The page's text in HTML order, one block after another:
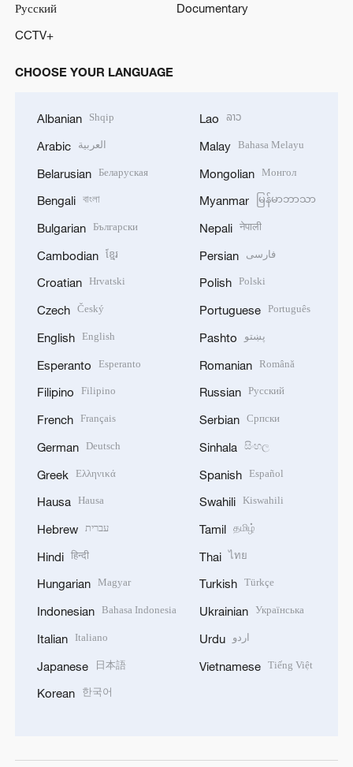
Русский
Documentary
CCTV+
CHOOSE YOUR LANGUAGE
Albanian Shqip
Arabic العربية
Belarusian Беларуская
Bengali বাংলা
Bulgarian Български
Cambodian ខ្មែរ
Croatian Hrvatski
Czech Český
English English
Esperanto Esperanto
Filipino Filipino
French Français
German Deutsch
Greek Ελληνικά
Hausa Hausa
Hebrew עברית
Hindi हिन्दी
Hungarian Magyar
Indonesian Bahasa Indonesia
Italian Italiano
Japanese 日本語
Korean 한국어
Lao ລາວ
Malay Bahasa Melayu
Mongolian Монгол
Myanmar မြန်မာဘာသာ
Nepali नेपाली
Persian فارسی
Polish Polski
Portuguese Português
Pashto پښتو
Romanian Română
Russian Русский
Serbian Српски
Sinhala සිංහල
Spanish Español
Swahili Kiswahili
Tamil தமிழ்
Thai ไทย
Turkish Türkçe
Ukrainian Українська
Urdu اردو
Vietnamese Tiếng Việt